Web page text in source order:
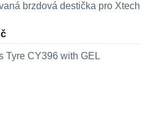
brzdová destička pro Xtech
Rozpětí
326 Kč
Tyre CY396 with GEL